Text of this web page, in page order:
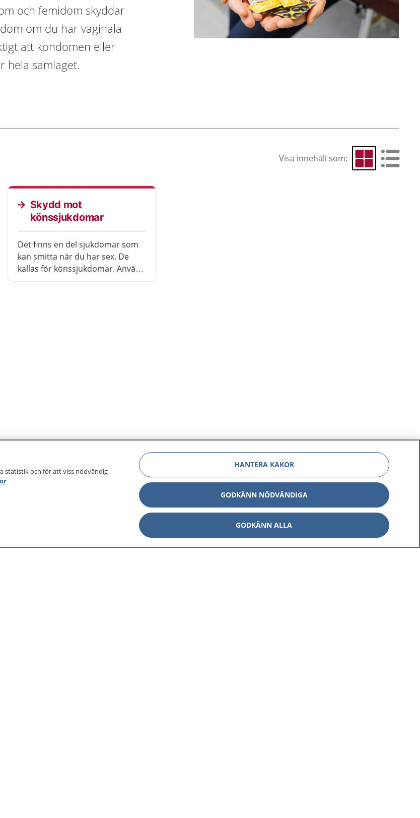
och femidom skyddar
om du har vaginala
att kondomen eller
hela samlaget.
Visa innehåll som: Visa som rutnät
Visa som
Skydd mot
könssjukdomar
Det finns en del sjukdomar som
kan smitta när du har sex. De
kallas för könssjukdomar. Använd
statistik och för att viss nödvändig
HANTERA KAKOR
GODKÄNN NÖDVÄNDIGA
GODKÄNN ALLA